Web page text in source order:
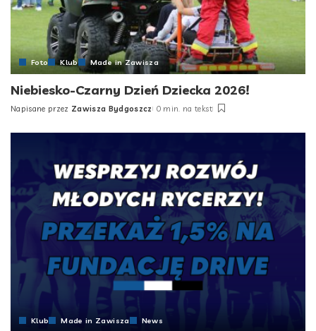
Foto Klub Made in Zawisza
Niebiesko-Czarny Dzień Dziecka 2026!
Posted
Napisane przez Zawisza Bydgoszcz 0 min. na tekst
Klub Made in Zawisza News